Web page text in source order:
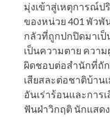
มุ่งเข้าสู่เหตุการณ์ป
ของหน่วย 401 พัวพั
กลัวที่ถูกปกปิดมาเป็
เป็นความตาย ควา
ผิดชอบต่อสำนักที่ถั
เสียสละต่อชาติบ้าน
อันเร่าร้อนและการ
ฟันฝ่าวิกฤติ นักแสด